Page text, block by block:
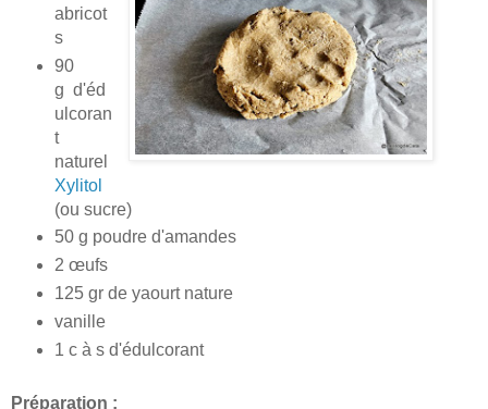
abricot
s
90
g d'éd
ulcoran
t
naturel
Xylitol
(ou sucre)
50 g poudre d'amandes
2 œufs
125 gr de yaourt nature
vanille
1 c à s d'édulcorant
Préparation :